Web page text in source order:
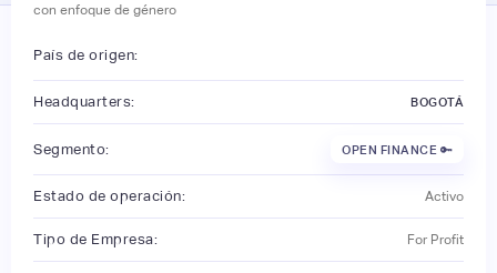
con enfoque de género
País de origen:
Headquarters: BOGOTÁ
Segmento: OPEN FINANCE 🔑
Estado de operación: Activo
Tipo de Empresa: For Profit